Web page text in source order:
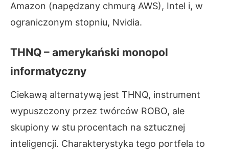
Amazon (napędzany chmurą AWS), Intel i, w
ograniczonym stopniu, Nvidia.
THNQ – amerykański monopol
informatyczny
Ciekawą alternatywą jest THNQ, instrument
wypuszczony przez twórców ROBO, ale
skupiony w stu procentach na sztucznej
inteligencji. Charakterystyka tego portfela to